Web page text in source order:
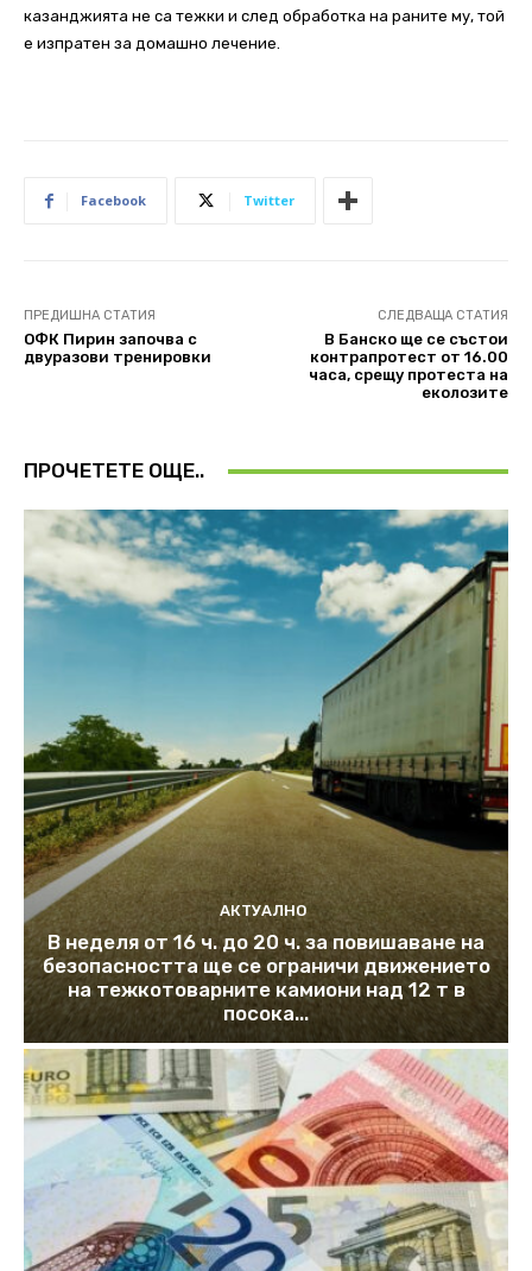
казанджията не са тежки и след обработка на раните му, той
е изпратен за домашно лечение.
Facebook Twitter
ПРЕДИШНА СТАТИЯ
ОФК Пирин започва с
двуразови тренировки
СЛЕДВАЩА СТАТИЯ
В Банско ще се състои
контрапротест от 16.00
часа, срещу протеста на
еколозите
ПРОЧЕТЕТЕ ОЩЕ..
АКТУАЛНО
В неделя от 16 ч. до 20 ч. за повишаване на
безопасността ще се ограничи движението
на тежкотоварните камиони над 12 т в
посока...